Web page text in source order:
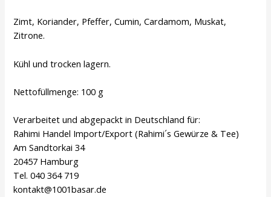
Zimt, Koriander, Pfeffer, Cumin, Cardamom, Muskat,
Zitrone.
Kühl und trocken lagern.
Nettofüllmenge: 100 g
Verarbeitet und abgepackt in Deutschland für:
Rahimi Handel Import/Export (Rahimi´s Gewürze & Tee)
Am Sandtorkai 34
20457 Hamburg
Tel. 040 364 719
kontakt@1001basar.de